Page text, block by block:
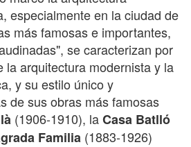
especialmente en la ciudad de
más famosas e importantes,
se caracterizan por
la arquitectura modernista y la
y su estilo único y
de sus obras más famosas
(1906-1910), laCasa Batlló
Familia (1883-1926)